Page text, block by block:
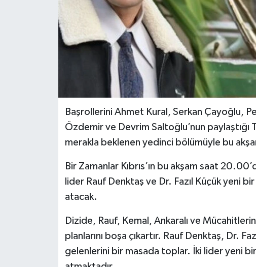
Başrollerini Ahmet Kural, Serkan Çayoğlu,
Özdemir ve Devrim Saltoğlu’nun paylaştığı
merakla beklenen yedinci bölümüyle bu
Bir Zamanlar Kıbrıs’ın bu akşam saat
lider Rauf Denktaş ve Dr. Fazıl Küçük yeni
atacak.
Dizide, Rauf, Kemal, Ankaralı ve
planlarını boşa çıkartır. Rauf Denktaş, Dr.
gelenlerini bir masada toplar. İki lider yeni